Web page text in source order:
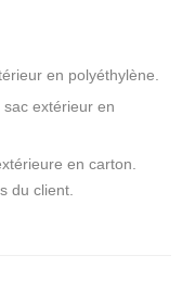
en polyéthylène.
extérieur en
en carton.
du client.